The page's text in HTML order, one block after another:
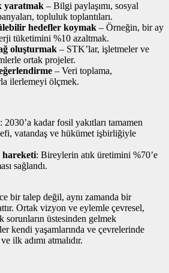
yaratmak – Bilgi paylaşımı, sosyal
topluluk toplantıları.
hedefler koymak – Örneğin, bir ay
tüketimini %10 azaltmak.
oluşturmak – STK’lar, işletmeler ve
ortak projeler.
– Veri toplama,
ilerlemeyi ölçmek.
: 2030’a kadar fosil yakıtları tamamen
vatandaş ve hükümet işbirliğiyle
hareketi: Bireylerin atık üretimini %70’e
sağlandı.
bir talep değil, aynı zamanda bir
Ortak vizyon ve eylemle çevresel,
sorunların üstesinden gelmek
kendi yaşamlarında ve çevrelerinde
ilk adımı atmalıdır.